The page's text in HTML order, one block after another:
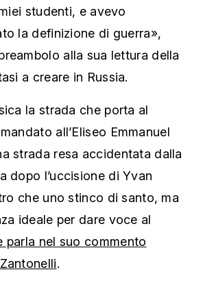
studenti, e avevo
la definizione di guerra»,
alla sua lettura della
a creare in Russia.
la strada che porta al
all’Eliseo Emmanuel
strada resa accidentata dalla
dopo l’uccisione di Yvan
che uno stinco di santo, ma
ideale per dare voce al
parla nel suo commento
.